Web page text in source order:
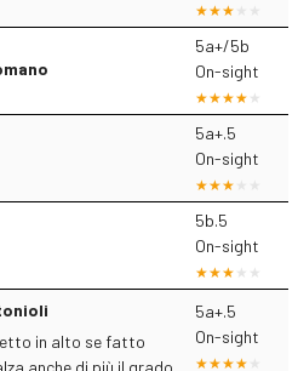
5a+/5b
On-sight
5a+.5
On-sight
5b.5
On-sight
in alto se fatto
anche di più il grado.
5a+.5
On-sight